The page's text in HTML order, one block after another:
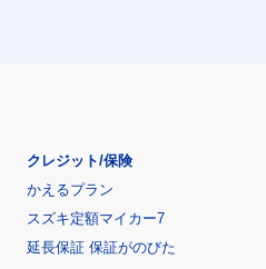
クレジット/保険
かえるプラン
スズキ定額マイカー7
延長保証 保証がのびた